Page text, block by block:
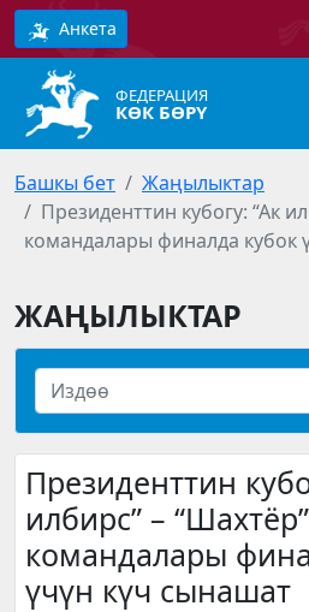
Анкета
ФЕДЕРАЦИЯ
КӨК БӨРҮ
Башкы бет
Жаңылыктар
Президенттин кубогу: “Ак
командалары финалда кубок
ЖАҢЫЛЫКТАР
Президенттин
илбирс” – “Шахтёр”
командалары
үчүн күч сынашат